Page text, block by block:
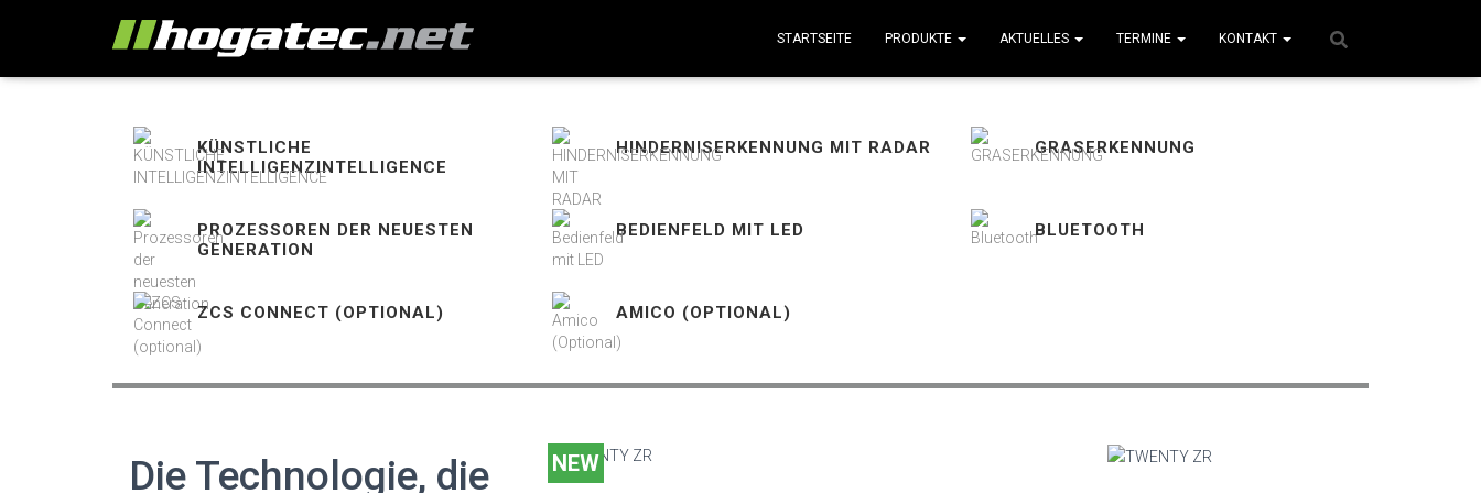
STARTSEITE PRODUKTE AKTUELLES TERMINE KONTAKT
KÜNSTLICHE
INTELLIGENZINTELLIGENCE
HINDERNISERKENNUNG MIT RADAR GRASERKENNUNG
PROZESSOREN DER NEUESTEN
GENERATION
BEDIENFELD MIT LED BLUETOOTH
ZCS CONNECT (OPTIONAL) AMICO (OPTIONAL)
Die Technologie, die
NEW